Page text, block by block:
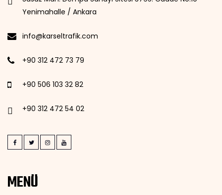
Yenimahalle / Ankara
info@karseltrafik.com
+90 312 472 73 79
+90 506 103 32 82
+90 312 472 54 02
MENÜ